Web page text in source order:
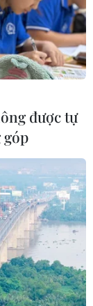
được tự
góp